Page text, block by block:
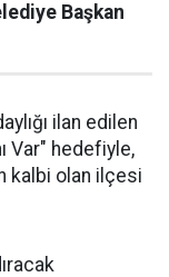
Başkan
ilan edilen
Var" hedefiyle,
kalbi olan ilçesi